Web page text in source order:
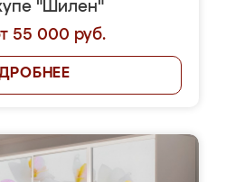
"Шилен"
55 000 руб.